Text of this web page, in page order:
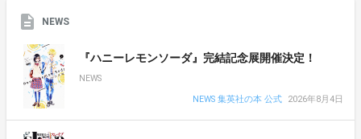
NEWS
『ハニーレモンソーダ』完結記念展開催決定！
NEWS
NEWS 集英社の本 公式
2026年8月4日